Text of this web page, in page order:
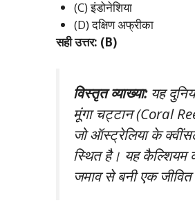
(C) इंडोनेशिया
(D) दक्षिण अफ्रीका
सही उत्तर: (B)
विस्तृत व्याख्या:यह
मूंगा चट्टान (Coral
जो ऑस्ट्रेलिया के
स्थित है। यह कैल्शियम
जमाव से बनी एक